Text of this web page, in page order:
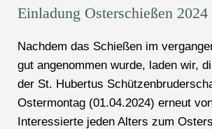
Einladung Osterschießen 2024
Nachdem das Schießen im
gut angenommen wurde, laden wir,
der St. Hubertus
Ostermontag (01.04.2024) erneut
Interessierte jeden Alters zum